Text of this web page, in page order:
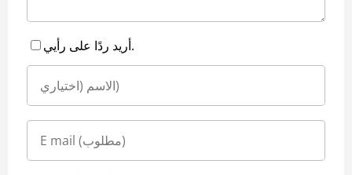
أريد ردًا على رأيي.